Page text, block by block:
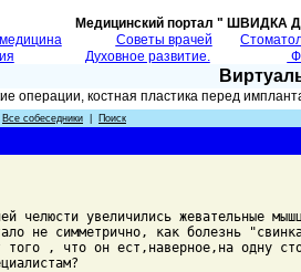
Медицинский портал "
Советы врачей
Духовное развитие.
операции, костная пластика перед
Все собеседники Поиск
челюсти увеличились жевательные
не симметрично, как болезнь
, что он ест,наверное,на одну